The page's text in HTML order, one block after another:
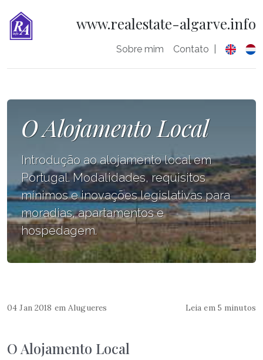
www.realestate-algarve.info
Sobre mim Contato
O Alojamento Local
Introdução ao alojamento local em
Portugal. Modalidades, requisitos
mínimos e inovações legislativas para
moradias, apartamentos e
hospedagem.
04 Jan 2018 emAlugueres Leia em 5 minutos
O Alojamento Local